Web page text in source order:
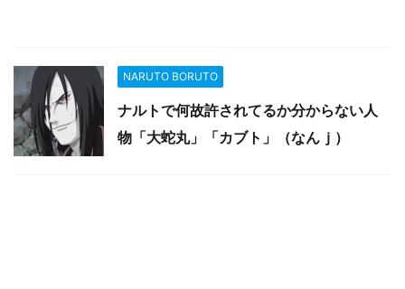
NARUTO BORUTO
ナルトで何故許されてるか分からない人
物「大蛇丸」「カブト」（なんｊ）